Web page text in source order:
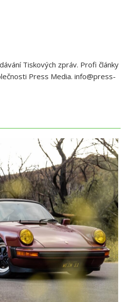
Tiskových zpráv. Profi články
Press Media. info@press-